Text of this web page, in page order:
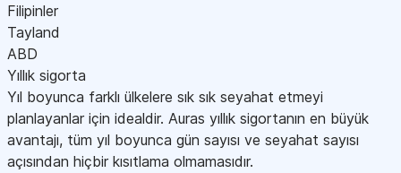
Filipinler
Tayland
ABD
Yıllık sigorta
Yıl boyunca farklı ülkelere sık sık seyahat etmeyi
planlayanlar için idealdir. Auras yıllık sigortanın en büyük
avantajı, tüm yıl boyunca gün sayısı ve seyahat sayısı
açısından hiçbir kısıtlama olmamasıdır.